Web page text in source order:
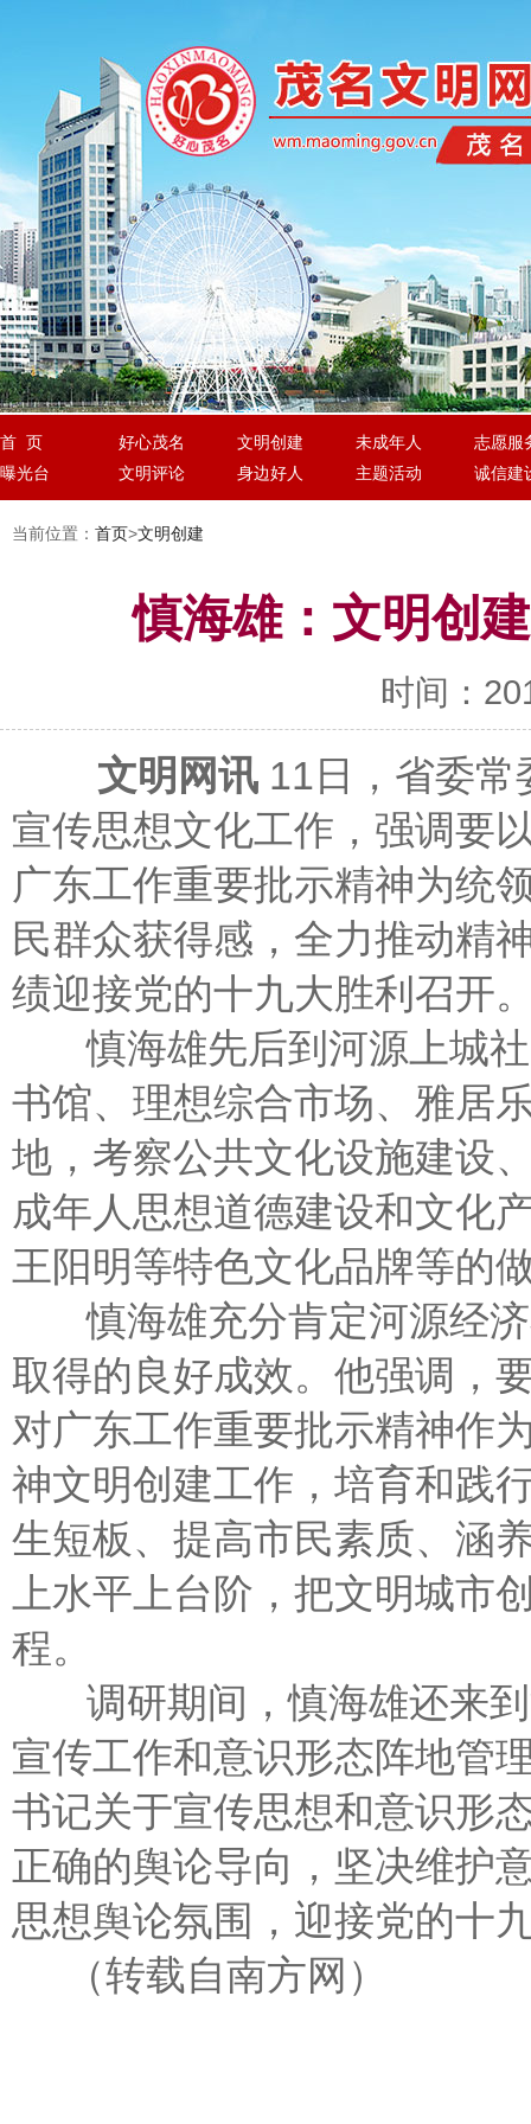
首 页 好心茂名 文明创建 未成年人
志愿服
曝光台
文明评论 身边好人 主题活动 诚信建
当前位置： 首页>文明创建
慎海雄：文明创
时间：
文明网讯 11日，省委
宣传思想文化工作，强调要
广东工作重要批示精神为统
民群众获得感，全力推动精
绩迎接党的十九大胜利召开
慎海雄先后到河源上城社
书馆、理想综合市场、雅居
地，考察公共文化设施建设
成年人思想道德建设和文化
王阳明等特色文化品牌等的
慎海雄充分肯定河源经济
取得的良好成效。他强调，
对广东工作重要批示精神作
神文明创建工作，培育和践
生短板、提高市民素质、涵
上水平上台阶，把文明城市
程。
调研期间，慎海雄还来到
宣传工作和意识形态阵地管
书记关于宣传思想和意识形
正确的舆论导向，坚决维护
思想舆论氛围，迎接党的十
（转载自南方网）